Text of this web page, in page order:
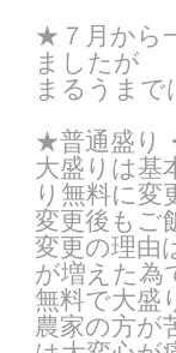
★７月から
ましたが
まるうま
★普通盛り
大盛りは基
り無料に変
変更後もご
変更の理由
が増えた為
無料で大盛
農家の方が